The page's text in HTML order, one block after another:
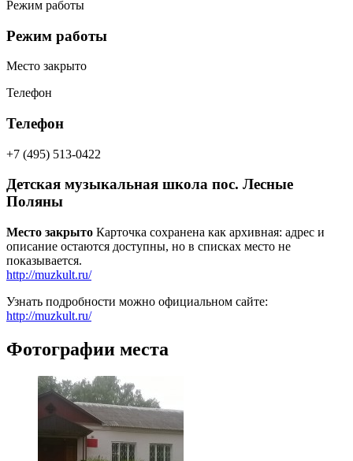
Режим работы
Режим работы
Место закрыто
Телефон
Телефон
+7 (495) 513-0422
Детская музыкальная школа пос. Лесные
Поляны
Место закрыто Карточка сохранена как архивная: адрес и
описание остаются доступны, но в списках место не
показывается.
http://muzkult.ru/
Узнать подробности можно официальном сайте:
http://muzkult.ru/
Фотографии места